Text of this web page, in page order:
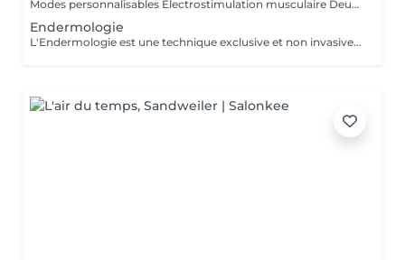
Modes personnalisables Électrostimulation musculaire Deux poignées indépendantes : contrôlez la puissance indépendamment, permettant des entraînements synchronisés ou individualisés Sûr et non invasif : notre machine est exempte de courant, d'hyperthermie, de rayonnement et ne nécessite aucune période de récupération. Brûlage de graisse et développement musculaire sans effort Gain de temps et d'efforts : seulement 30 minutes d'utilisation équivalent à 30 000 contractions musculaires, l'équivalent d'innombrables rouleaux de ventre ou squats.
Endermologie
L'Endermologie est une technique exclusive et non invasive qui permet de remodeler votre silhouette, de lisser la cellulite et d'améliorer globalement la tonicité de la peau.